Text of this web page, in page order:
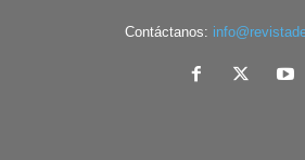
Contáctanos: